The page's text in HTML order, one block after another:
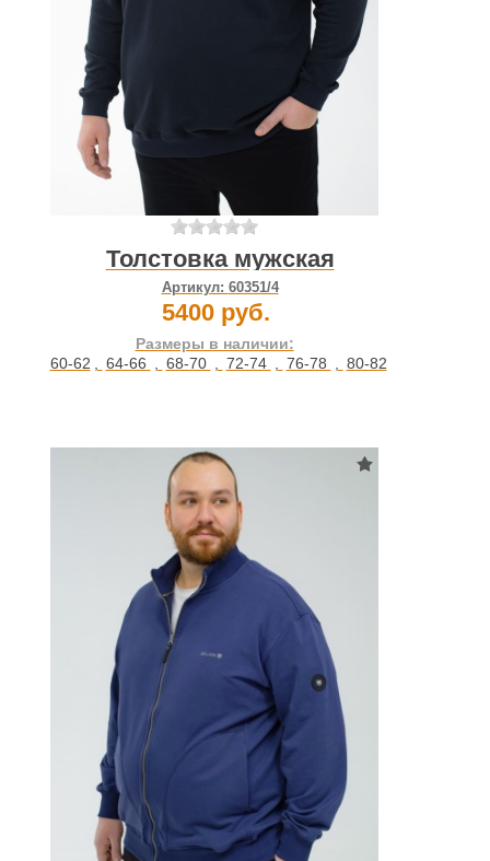
Толстовка мужская
Артикул: 60351/4
5400 руб.
Размеры в наличии:
60-62
64-66 68-70 72-74 76-78 80-82